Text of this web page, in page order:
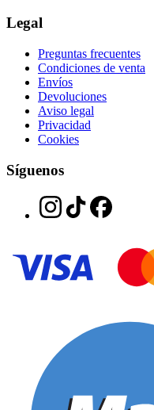
Legal
Preguntas frecuentes
Condiciones de venta
Envíos
Devoluciones
Aviso legal
Privacidad
Cookies
Síguenos